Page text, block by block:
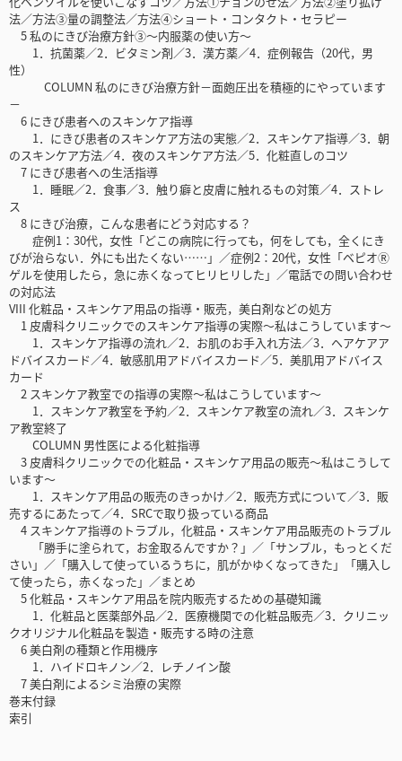
法／方法③量の調整法／方法④ショート・コンタクト・セラピー
5 私のにきび治療方針③～内服薬の使い方～
1．抗菌薬／2．ビタミン剤／3．漢方薬／4．症例報告（20代，男
性）
COLUMN 私のにきび治療方針－面皰圧出を積極的にやっています
－
6 にきび患者へのスキンケア指導
1．にきび患者のスキンケア方法の実態／2．スキンケア指導／3．朝
のスキンケア方法／4．夜のスキンケア方法／5．化粧直しのコツ
7 にきび患者への生活指導
1．睡眠／2．食事／3．触り癖と皮膚に触れるもの対策／4．ストレ
ス
8 にきび治療，こんな患者にどう対応する？
症例1：30代，女性「どこの病院に行っても，何をしても，全くにき
びが治らない．外にも出たくない……」／症例2：20代，女性「ベピオⓇ
ゲルを使用したら，急に赤くなってヒリヒリした」／電話での問い合わせ
の対応法
VIII 化粧品・スキンケア用品の指導・販売，美白剤などの処方
1 皮膚科クリニックでのスキンケア指導の実際～私はこうしています～
1．スキンケア指導の流れ／2．お肌のお手入れ方法／3．ヘアケアア
ドバイスカード／4．敏感肌用アドバイスカード／5．美肌用アドバイス
カード
2 スキンケア教室での指導の実際～私はこうしています～
1．スキンケア教室を予約／2．スキンケア教室の流れ／3．スキンケ
ア教室終了
COLUMN 男性医による化粧指導
3 皮膚科クリニックでの化粧品・スキンケア用品の販売～私はこうして
います～
1．スキンケア用品の販売のきっかけ／2．販売方式について／3．販
売するにあたって／4．SRCで取り扱っている商品
4 スキンケア指導のトラブル，化粧品・スキンケア用品販売のトラブル
「勝手に塗られて，お金取るんですか？」／「サンプル，もっとくだ
さい」／「購入して使っているうちに，肌がかゆくなってきた」「購入し
て使ったら，赤くなった」／まとめ
5 化粧品・スキンケア用品を院内販売するための基礎知識
1．化粧品と医薬部外品／2．医療機関での化粧品販売／3．クリニッ
クオリジナル化粧品を製造・販売する時の注意
6 美白剤の種類と作用機序
1．ハイドロキノン／2．レチノイン酸
7 美白剤によるシミ治療の実際
巻末付録
索引